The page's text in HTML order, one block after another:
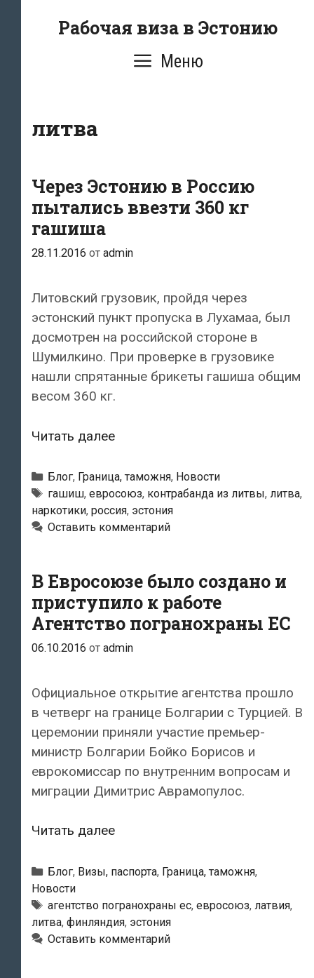
Рабочая виза в Эстонию
Меню
литва
Через Эстонию в Россию
пытались ввезти 360 кг
гашиша
28.11.2016 от admin
Литовский грузовик, пройдя через
эстонский пункт пропуска в Лухамаа, был
досмотрен на российской стороне в
Шумилкино. При проверке в грузовике
нашли спрятанные брикеты гашиша общим
весом 360 кг.
Читать далееЧерез
в
Россию
пытались
ввезти
гашиша
Рубрики
Блог, Граница, таможня, Новости
Метки
гашиш, евросоюз, контрабанда из литвы, литва,
наркотики, россия, эстония
Оставить комментарий
В Евросоюзе было создано и
приступило к работе
Агентство погранохраны ЕС
06.10.2016 от admin
Официальное открытие агентства прошло
в четверг на границе Болгарии с Турцией. В
церемонии приняли участие премьер-
министр Болгарии Бойко Борисов и
еврокомиссар по внутренним вопросам и
миграции Димитрис Аврамопулос.
Читать далееВ
было
и
приступило
к
Рубрики
Блог, Визы, паспорта, Граница, таможня,
Новости
Метки
агентство погранохраны ес, евросоюз, латвия,
литва, финляндия, эстония
Оставить комментарий